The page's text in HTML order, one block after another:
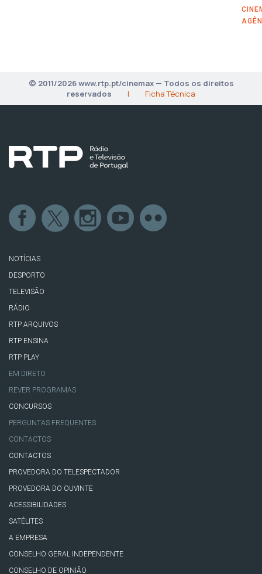
© 2011/2026 www.rtp.pt/cinemax — Todos os direitos
reservados
| Ficha Técnica
NOTÍCIAS
DESPORTO
TELEVISÃO
RÁDIO
RTP ARQUIVOS
RTP ENSINA
RTP PLAY
EM DIRETO
REVER PROGRAMAS
CONCURSOS
PERGUNTAS FREQUENTES
CONTACTOS
CONTACTOS
PROVEDORA DO TELESPECTADOR
PROVEDORA DO OUVINTE
ACESSIBILIDADES
SATÉLITES
A EMPRESA
CONSELHO GERAL INDEPENDENTE
CONSELHO DE OPINIÃO